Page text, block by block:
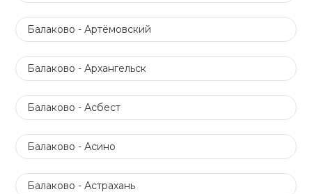
Балаково - Артёмовский
Балаково - Архангельск
Балаково - Асбест
Балаково - Асино
Балаково - Астрахань